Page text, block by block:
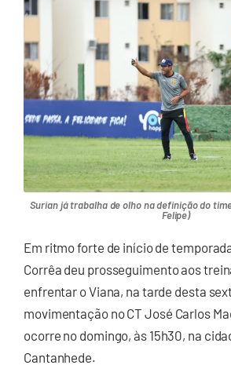
Surian já trabalha de olho na definição do
Felipe)
Em ritmo forte de início de
Corrêa deu prosseguimento aos
enfrentar o Viana, na tarde desta
movimentação no CT José Carlos
ocorre no domingo, às 15h30, na
Cantanhede.